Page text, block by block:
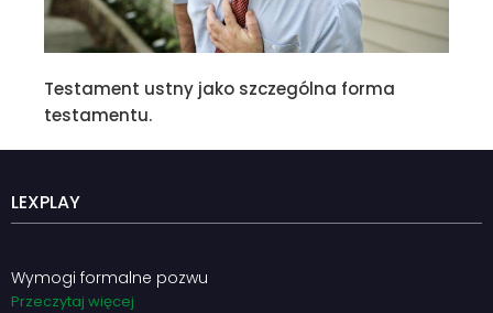
Testament ustny jako szczególna forma
testamentu.
LEXPLAY
Wymogi formalne pozwu
Przeczytaj więcej